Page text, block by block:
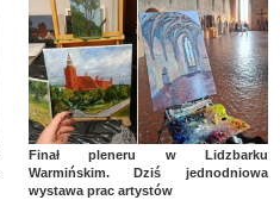
Finał pleneru w Lidzbarku
Warmińskim. Dziś jednodniowa
wystawa prac artystów